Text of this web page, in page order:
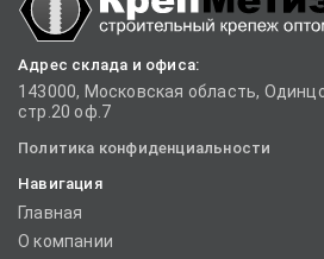
Адрес склада и офиса:
143000, Московская область,
стр.20 оф.7
Политика конфиденциальности
Навигация
Главная
О компании